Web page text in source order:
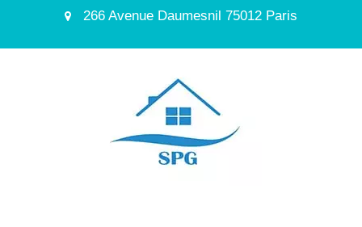
266 Avenue Daumesnil 75012 Paris